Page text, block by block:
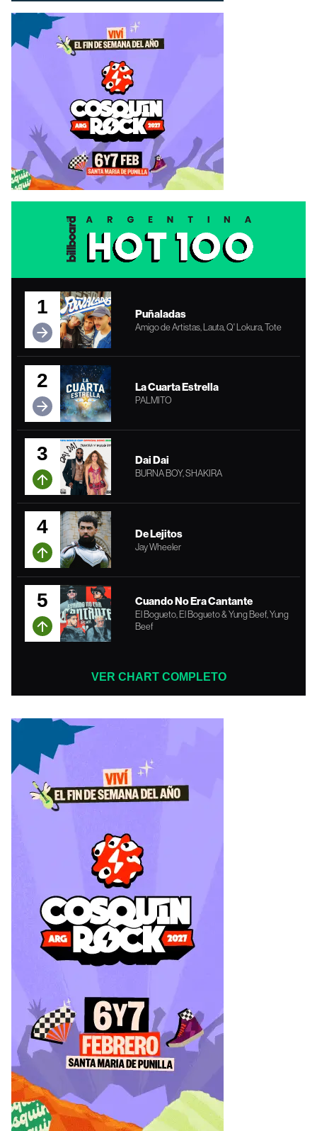
1 Puñaladas
Amigo de Artistas, Lauta, Q' Lokura, Tote
2 La Cuarta Estrella
PALMITO
3 Dai Dai
BURNA BOY, SHAKIRA
4 De Lejitos
Jay Wheeler
5 Cuando No Era Cantante
El Bogueto, El Bogueto & Yung Beef, Yung
Beef
VER CHART COMPLETO